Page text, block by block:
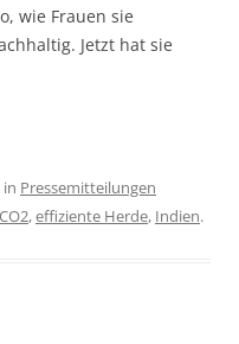
wie Frauen sie
Jetzt hat sie
in Pressemitteilungen
CO2,effiziente Herde, Indien.